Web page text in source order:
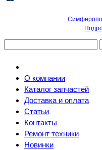
О компании
Каталог запчастей
Доставка и оплата
Статьи
Контакты
Ремонт техники
Новинки